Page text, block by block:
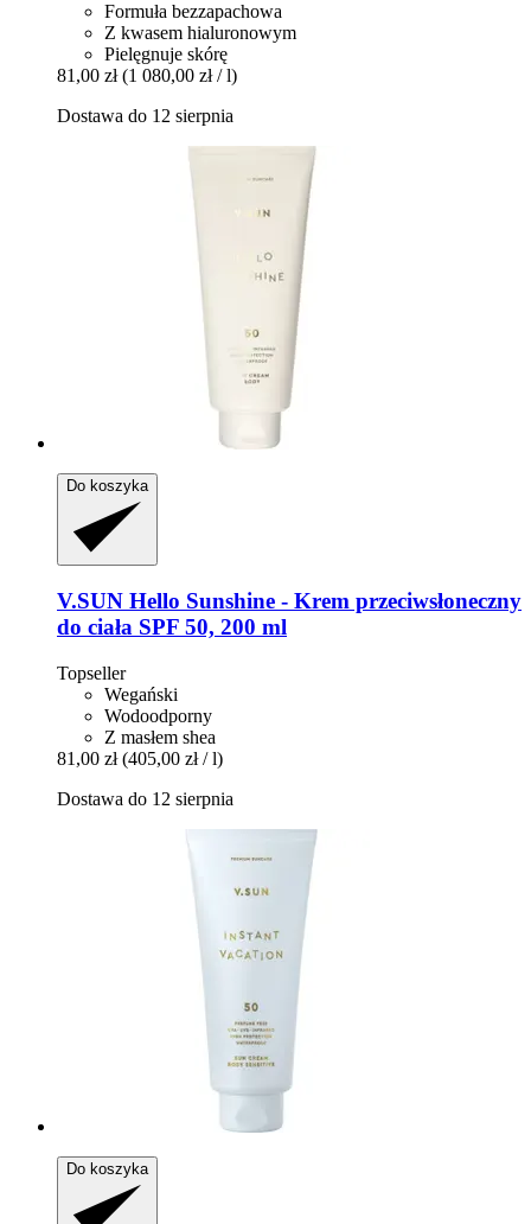
Formuła bezzapachowa
Z kwasem hialuronowym
Pielęgnuje skórę
81,00 zł (1 080,00 zł / l)
Dostawa do 12 sierpnia
Do koszyka
V.SUN Hello Sunshine -​ Krem przeciwsłoneczny
do ciała SPF 50, 200 ml
Topseller
Wegański
Wodoodporny
Z masłem shea
81,00 zł (405,00 zł / l)
Dostawa do 12 sierpnia
Do koszyka